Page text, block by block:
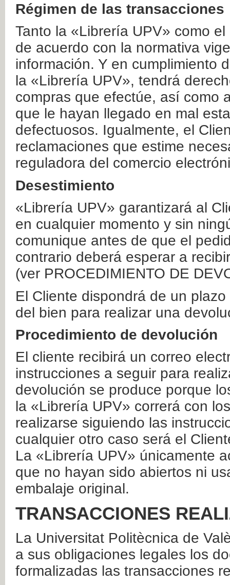
Régimen de las transacciones
Tanto la «Librería UPV» como
de acuerdo con la normativa
información. Y en cumplimiento
la «Librería UPV», tendrá
compras que efectúe, así como
que le hayan llegado en mal
defectuosos. Igualmente, el
reclamaciones que estime
reguladora del comercio
Desestimiento
«Librería UPV» garantizará al
en cualquier momento y sin
comunique antes de que el
contrario deberá esperar a
(ver PROCEDIMIENTO DE
El Cliente dispondrá de un
del bien para realizar una
Procedimiento de devolución
El cliente recibirá un correo
instrucciones a seguir para
devolución se produce porque
la «Librería UPV» correrá con
realizarse siguiendo las
cualquier otro caso será el
La «Librería UPV» únicamente
que no hayan sido abiertos ni
embalaje original.
TRANSACCIONES
La Universitat Politècnica de
a sus obligaciones legales los
formalizadas las transacciones